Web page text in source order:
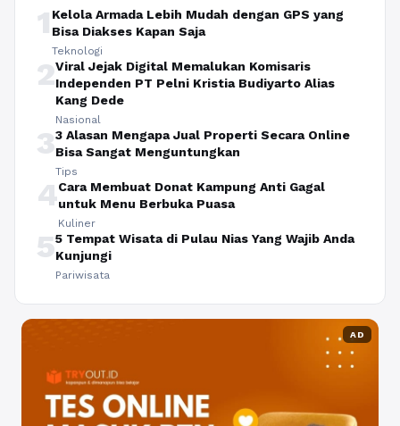
1 Kelola Armada Lebih Mudah dengan GPS yang
Bisa Diakses Kapan Saja
Teknologi
2Viral Jejak Digital Memalukan Komisaris
Independen PT Pelni Kristia Budiyarto Alias
Kang Dede
Nasional
33 Alasan Mengapa Jual Properti Secara Online
Bisa Sangat Menguntungkan
Tips
4Cara Membuat Donat Kampung Anti Gagal
untuk Menu Berbuka Puasa
Kuliner
55 Tempat Wisata di Pulau Nias Yang Wajib Anda
Kunjungi
Pariwisata
AD